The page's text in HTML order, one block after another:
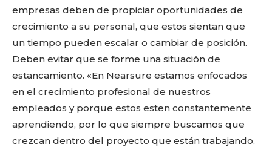
empresas deben de propiciar oportunidades de
crecimiento a su personal, que estos sientan que
un tiempo pueden escalar o cambiar de posición.
Deben evitar que se forme una situación de
estancamiento. «En Nearsure estamos enfocados
en el crecimiento profesional de nuestros
empleados y porque estos esten constantemente
aprendiendo, por lo que siempre buscamos que
crezcan dentro del proyecto que están trabajando,